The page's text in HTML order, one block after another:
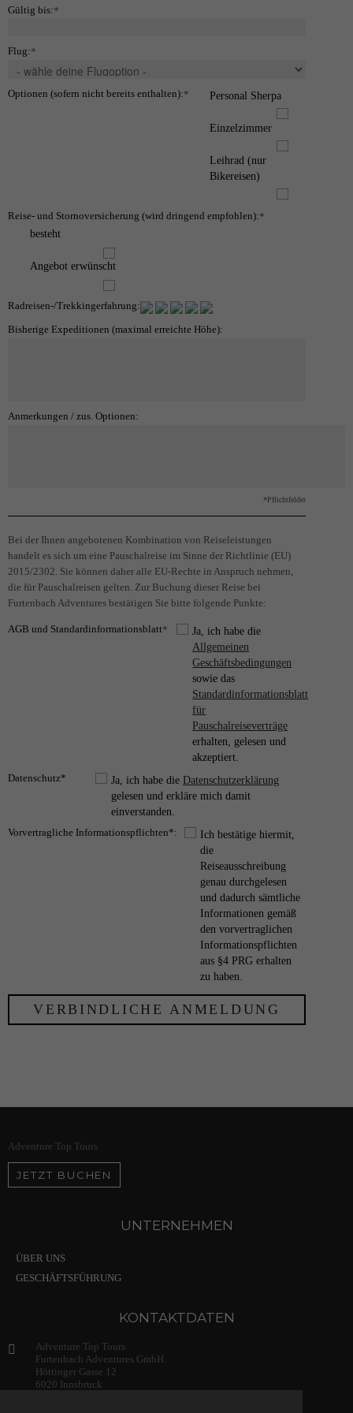
Gültig bis:*
Flug:*
Optionen (sofern nicht bereits enthalten):* Personal Sherpa
Einzelzimmer
Leihrad (nur
Bikereisen)
Reise- und Stornoversicherung (wird dringend empfohlen):*
besteht
Angebot erwünscht
Radreisen-/Trekkingerfahrung:
Bisherige Expeditionen (maximal erreichte Höhe):
Anmerkungen / zus. Optionen:
*Pflichtfelder
Bei der Ihnen angebotenen Kombination von Reiseleistungen
handelt es sich um eine Pauschalreise im Sinne der Richtlinie (EU)
2015/2302. Sie können daher alle EU-Rechte in Anspruch nehmen,
die für Pauschalreisen gelten. Zur Buchung dieser Reise bei
Furtenbach Adventures bestätigen Sie bitte folgende Punkte:
AGB und Standardinformationsblatt*
Ja, ich habe die
Allgemeinen
Geschäftsbedingungen
sowie das
Standardinformationsblatt
für
Pauschalreiseverträge
erhalten, gelesen und
akzeptiert.
Datenschutz*
Ja, ich habe die Datenschutzerklärung
gelesen und erkläre mich damit
einverstanden.
Vorvertragliche Informationspflichten*:
Ich bestätige hiermit,
die
Reiseausschreibung
genau durchgelesen
und dadurch sämtliche
Informationen gemäß
den vorvertraglichen
Informationspflichten
aus §4 PRG erhalten
zu haben.
Adventure Top Tours
JETZT BUCHEN
UNTERNEHMEN
ÜBER UNS
GESCHÄFTSFÜHRUNG
KONTAKTDATEN
Adventure Top Tours
Furtenbach Adventures GmbH
Höttinger Gasse 12
6020 Innsbruck